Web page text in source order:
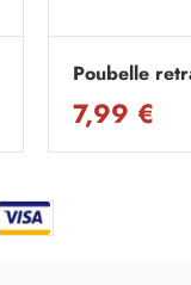
Poubelle
7,99 €